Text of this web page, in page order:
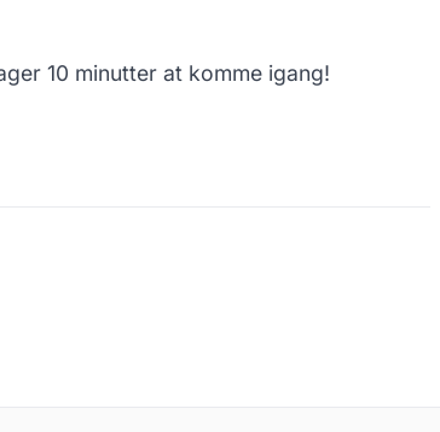
10 minutter at komme igang!